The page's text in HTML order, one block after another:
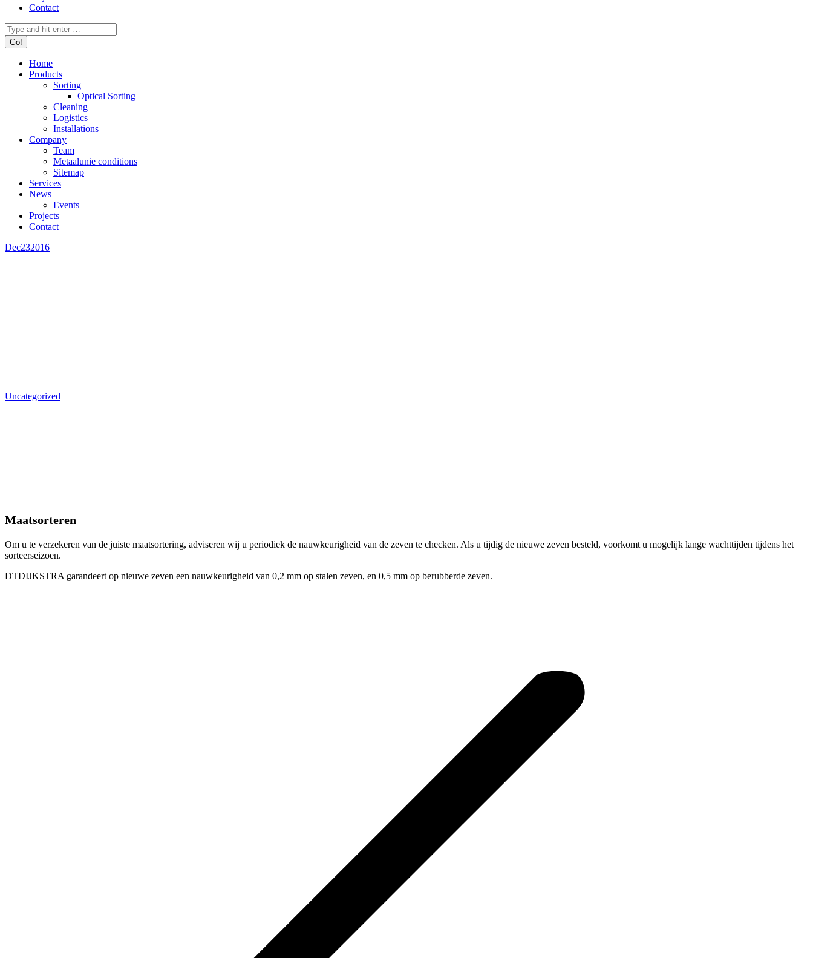
Contact
Search:
Home
Products
Sorting
Optical Sorting
Cleaning
Logistics
Installations
Company
Team
Metaalunie conditions
Sitemap
Services
News
Events
Projects
Contact
Dec232016
Uncategorized
Maatsorteren
Om u te verzekeren van de juiste maatsortering, adviseren wij u periodiek de nauwkeurigheid van de zeven te checken. Als u tijdig de nieuwe zeven besteld, voorkomt u mogelijk lange wachttijden tijdens het
sorteerseizoen.
DTDIJKSTRA garandeert op nieuwe zeven een nauwkeurigheid van 0,2 mm op stalen zeven, en 0,5 mm op berubberde zeven.